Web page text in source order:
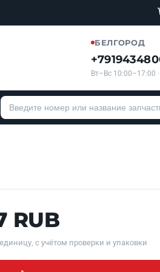
БЕЛГОРОД
Вт–Вс 10:00–17:00
RUB
с учётом проверки и упаковки